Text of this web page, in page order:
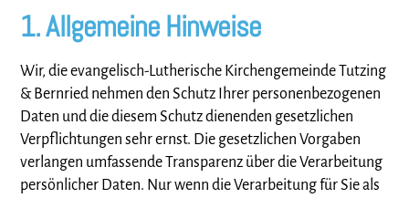
1. Allgemeine Hinweise
Wir, die evangelisch-Lutherische Kirchengemeinde Tutzing
& Bernried nehmen den Schutz Ihrer personenbezogenen
Daten und die diesem Schutz dienenden gesetzlichen
Verpflichtungen sehr ernst. Die gesetzlichen Vorgaben
verlangen umfassende Transparenz über die Verarbeitung
persönlicher Daten. Nur wenn die Verarbeitung für Sie als